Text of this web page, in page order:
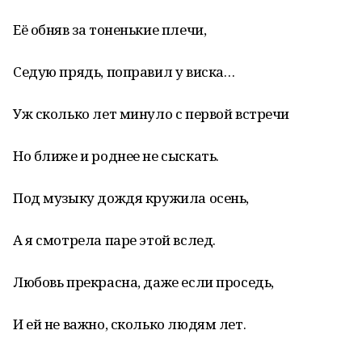
Её обняв за тоненькие плечи,
Седую прядь, поправил у виска…
Уж сколько лет минуло с первой встречи
Но ближе и роднее не сыскать.
Под музыку дождя кружила осень,
А я смотрела паре этой вслед.
Любовь прекрасна, даже если проседь,
И ей не важно, сколько людям лет.